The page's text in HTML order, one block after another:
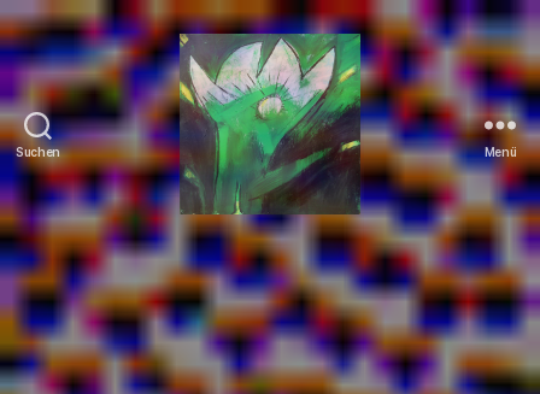
Suchen
Tierrechte
Menü